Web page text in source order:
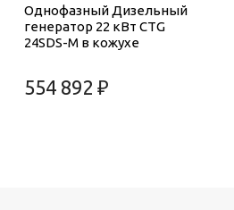
Однофазный Дизельный
генератор 22 кВт CTG
24SDS-M в кожухе
554 892 ₽